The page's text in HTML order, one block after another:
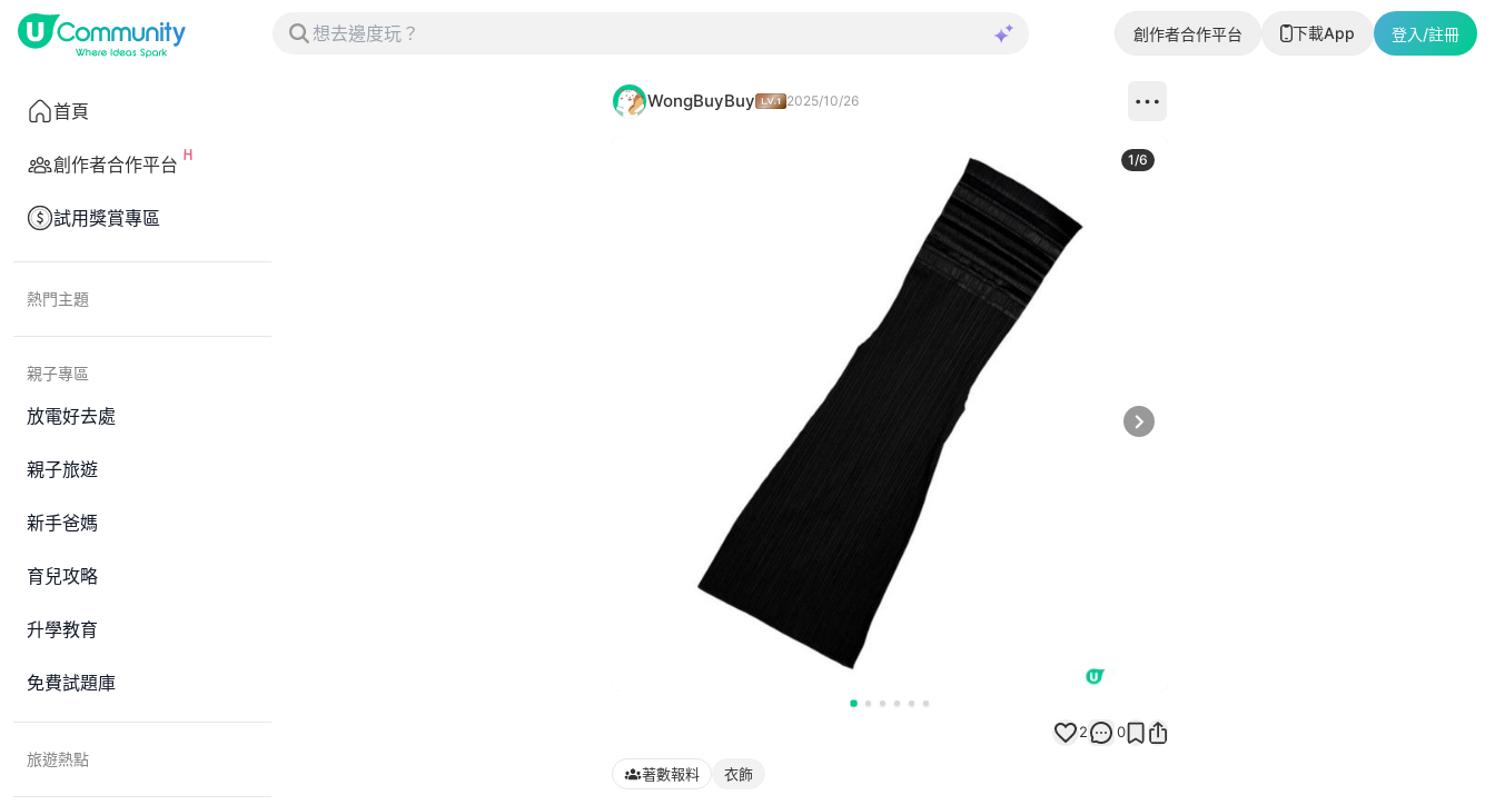
創作者合作平台 下載App 登入/註冊
首頁
創作者合作平台
試用獎賞專區
熱門主題
親子專區
放電好去處
親子旅遊
新手爸媽
育兒攻略
升學教育
免費試題庫
旅遊熱點
WongBuyBuy 2025/10/26
Next slide
1/6
2 0
著數報料 衣飾